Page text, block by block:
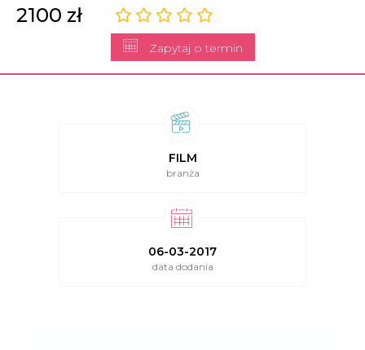
2100 zł
Zapytaj o termin
FILM
branża
06-03-2017
data dodania